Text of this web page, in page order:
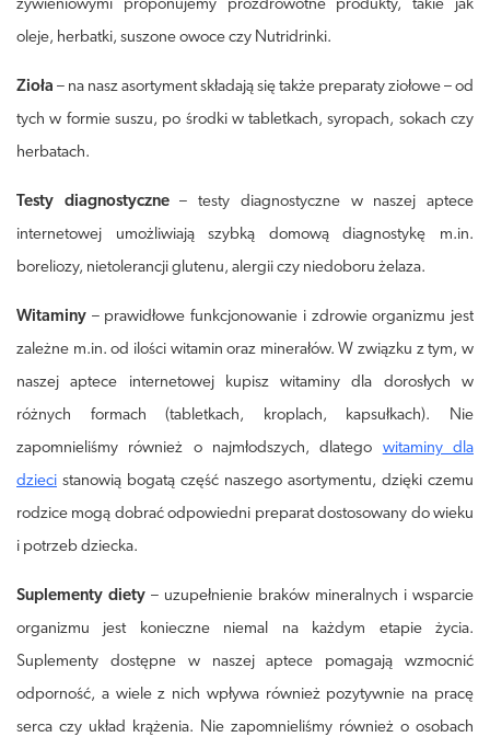
żywieniowymi proponujemy prozdrowotne produkty, takie jak
oleje, herbatki, suszone owoce czy Nutridrinki.
Zioła – na nasz asortyment składają się także preparaty ziołowe – od
tych w formie suszu, po środki w tabletkach, syropach, sokach czy
herbatach.
Testy diagnostyczne– testy diagnostyczne w naszej aptece
internetowej umożliwiają szybką domową diagnostykę m.in.
boreliozy, nietolerancji glutenu, alergii czy niedoboru żelaza.
Witaminy – prawidłowe funkcjonowanie i zdrowie organizmu jest
zależne m.in. od ilości witamin oraz minerałów. W związku z tym, w
naszej aptece internetowej kupisz witaminy dla dorosłych w
różnych formach (tabletkach, kroplach, kapsułkach). Nie
zapomnieliśmy również o najmłodszych, dlatego witaminy dla
dzieci stanowią bogatą część naszego asortymentu, dzięki czemu
rodzice mogą dobrać odpowiedni preparat dostosowany do wieku
i potrzeb dziecka.
Suplementy diety – uzupełnienie braków mineralnych i wsparcie
organizmu jest konieczne niemal na każdym etapie życia.
Suplementy dostępne w naszej aptece pomagają wzmocnić
odporność, a wiele z nich wpływa również pozytywnie na pracę
serca czy układ krążenia. Nie zapomnieliśmy również o osobach